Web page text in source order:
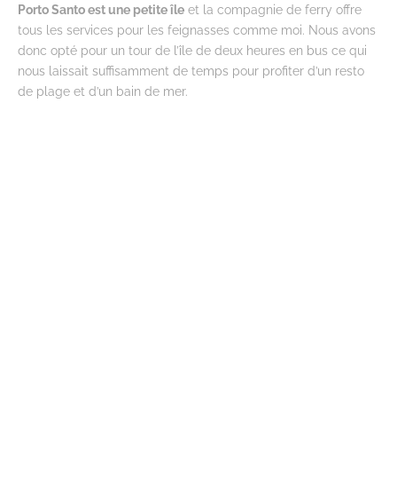
Porto Santo est une petite île et la compagnie de ferry offre
tous les services pour les feignasses comme moi. Nous avons
donc opté pour un tour de l’île de deux heures en bus ce qui
nous laissait suffisamment de temps pour profiter d’un resto
de plage et d’un bain de mer.